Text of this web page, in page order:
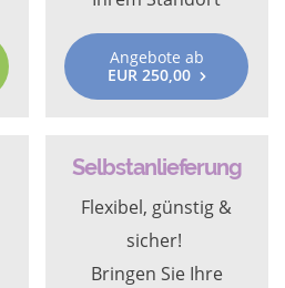
Angebote ab
EUR 250,00
Selbstanlieferung
Flexibel, günstig &
sicher!
Bringen Sie Ihre